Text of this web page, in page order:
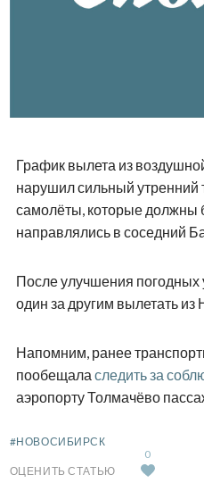
График вылета из
нарушил сильный утренний
самолёты, которые должны
направлялись в соседний
После улучшения погодных
один за другим вылетать из
Напомним, ранее
пообещала следить за
аэропорту Толмачёво
#НОВОСИБИРСК
ОЦЕНИТЬ СТАТЬЮ
0